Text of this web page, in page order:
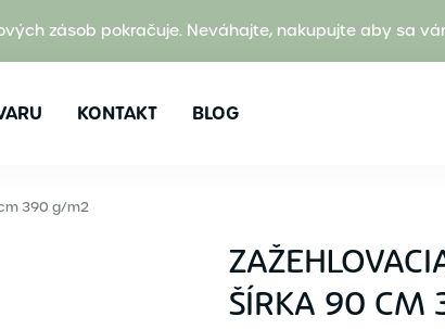
zásob pokračuje. Neváhajte, nakupujte aby sa
KONTAKT BLOG
390 g/m2
ŠÍRKA 90